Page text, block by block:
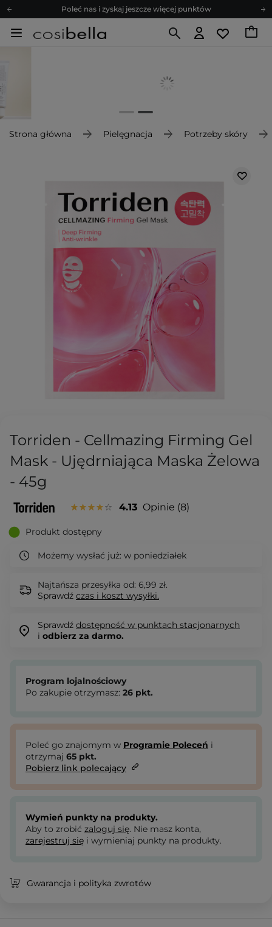
Poleć nas i zyskaj jeszcze więcej punktów
Zapisz się na newsletter pełen porad
Poleć nas i zyskaj jeszcze więcej punktów
Strona główna Pielęgnacja Potrzeby skóry
Torriden - Cellmazing Firming Gel
Mask - Ujędrniająca Maska Żelowa
- 45g
4.13 Opinie 8
Produkt dostępny
Możemy wysłać już: w poniedziałek
Najtańsza przesyłka od: 6,99 zł.
Sprawdź czas i koszt wysyłki.
Sprawdź dostępność w punktach stacjonarnych
i odbierz za darmo.
Program lojalnościowy
Po zakupie otrzymasz: 26 pkt.
Poleć go znajomym w Programie Poleceń i
otrzymaj 65 pkt.
Pobierz link polecający
Wymień punkty na produkty.
Aby to zrobić zaloguj się. Nie masz konta,
zarejestruj się i wymieniaj punkty na produkty.
Gwarancja i polityka zwrotów